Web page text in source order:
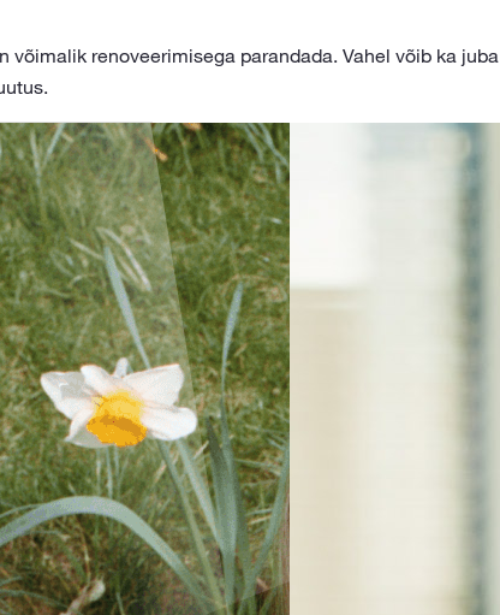
renoveerimisega parandada. Vahel võib ka juba